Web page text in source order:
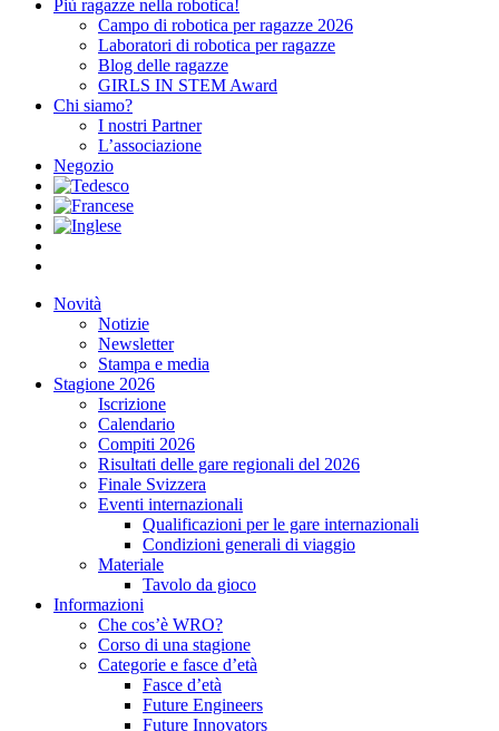
Più ragazze nella robotica!
Campo di robotica per ragazze 2026
Laboratori di robotica per ragazze
Blog delle ragazze
GIRLS IN STEM Award
Chi siamo?
I nostri Partner
L’associazione
Negozio
Novità
Notizie
Newsletter
Stampa e media
Stagione 2026
Iscrizione
Calendario
Compiti 2026
Risultati delle gare regionali del 2026
Finale Svizzera
Eventi internazionali
Qualificazioni per le gare internazionali
Condizioni generali di viaggio
Materiale
Tavolo da gioco
Informazioni
Che cos’è WRO?
Corso di una stagione
Categorie e fasce d’età
Fasce d’età
Future Engineers
Future Innovators